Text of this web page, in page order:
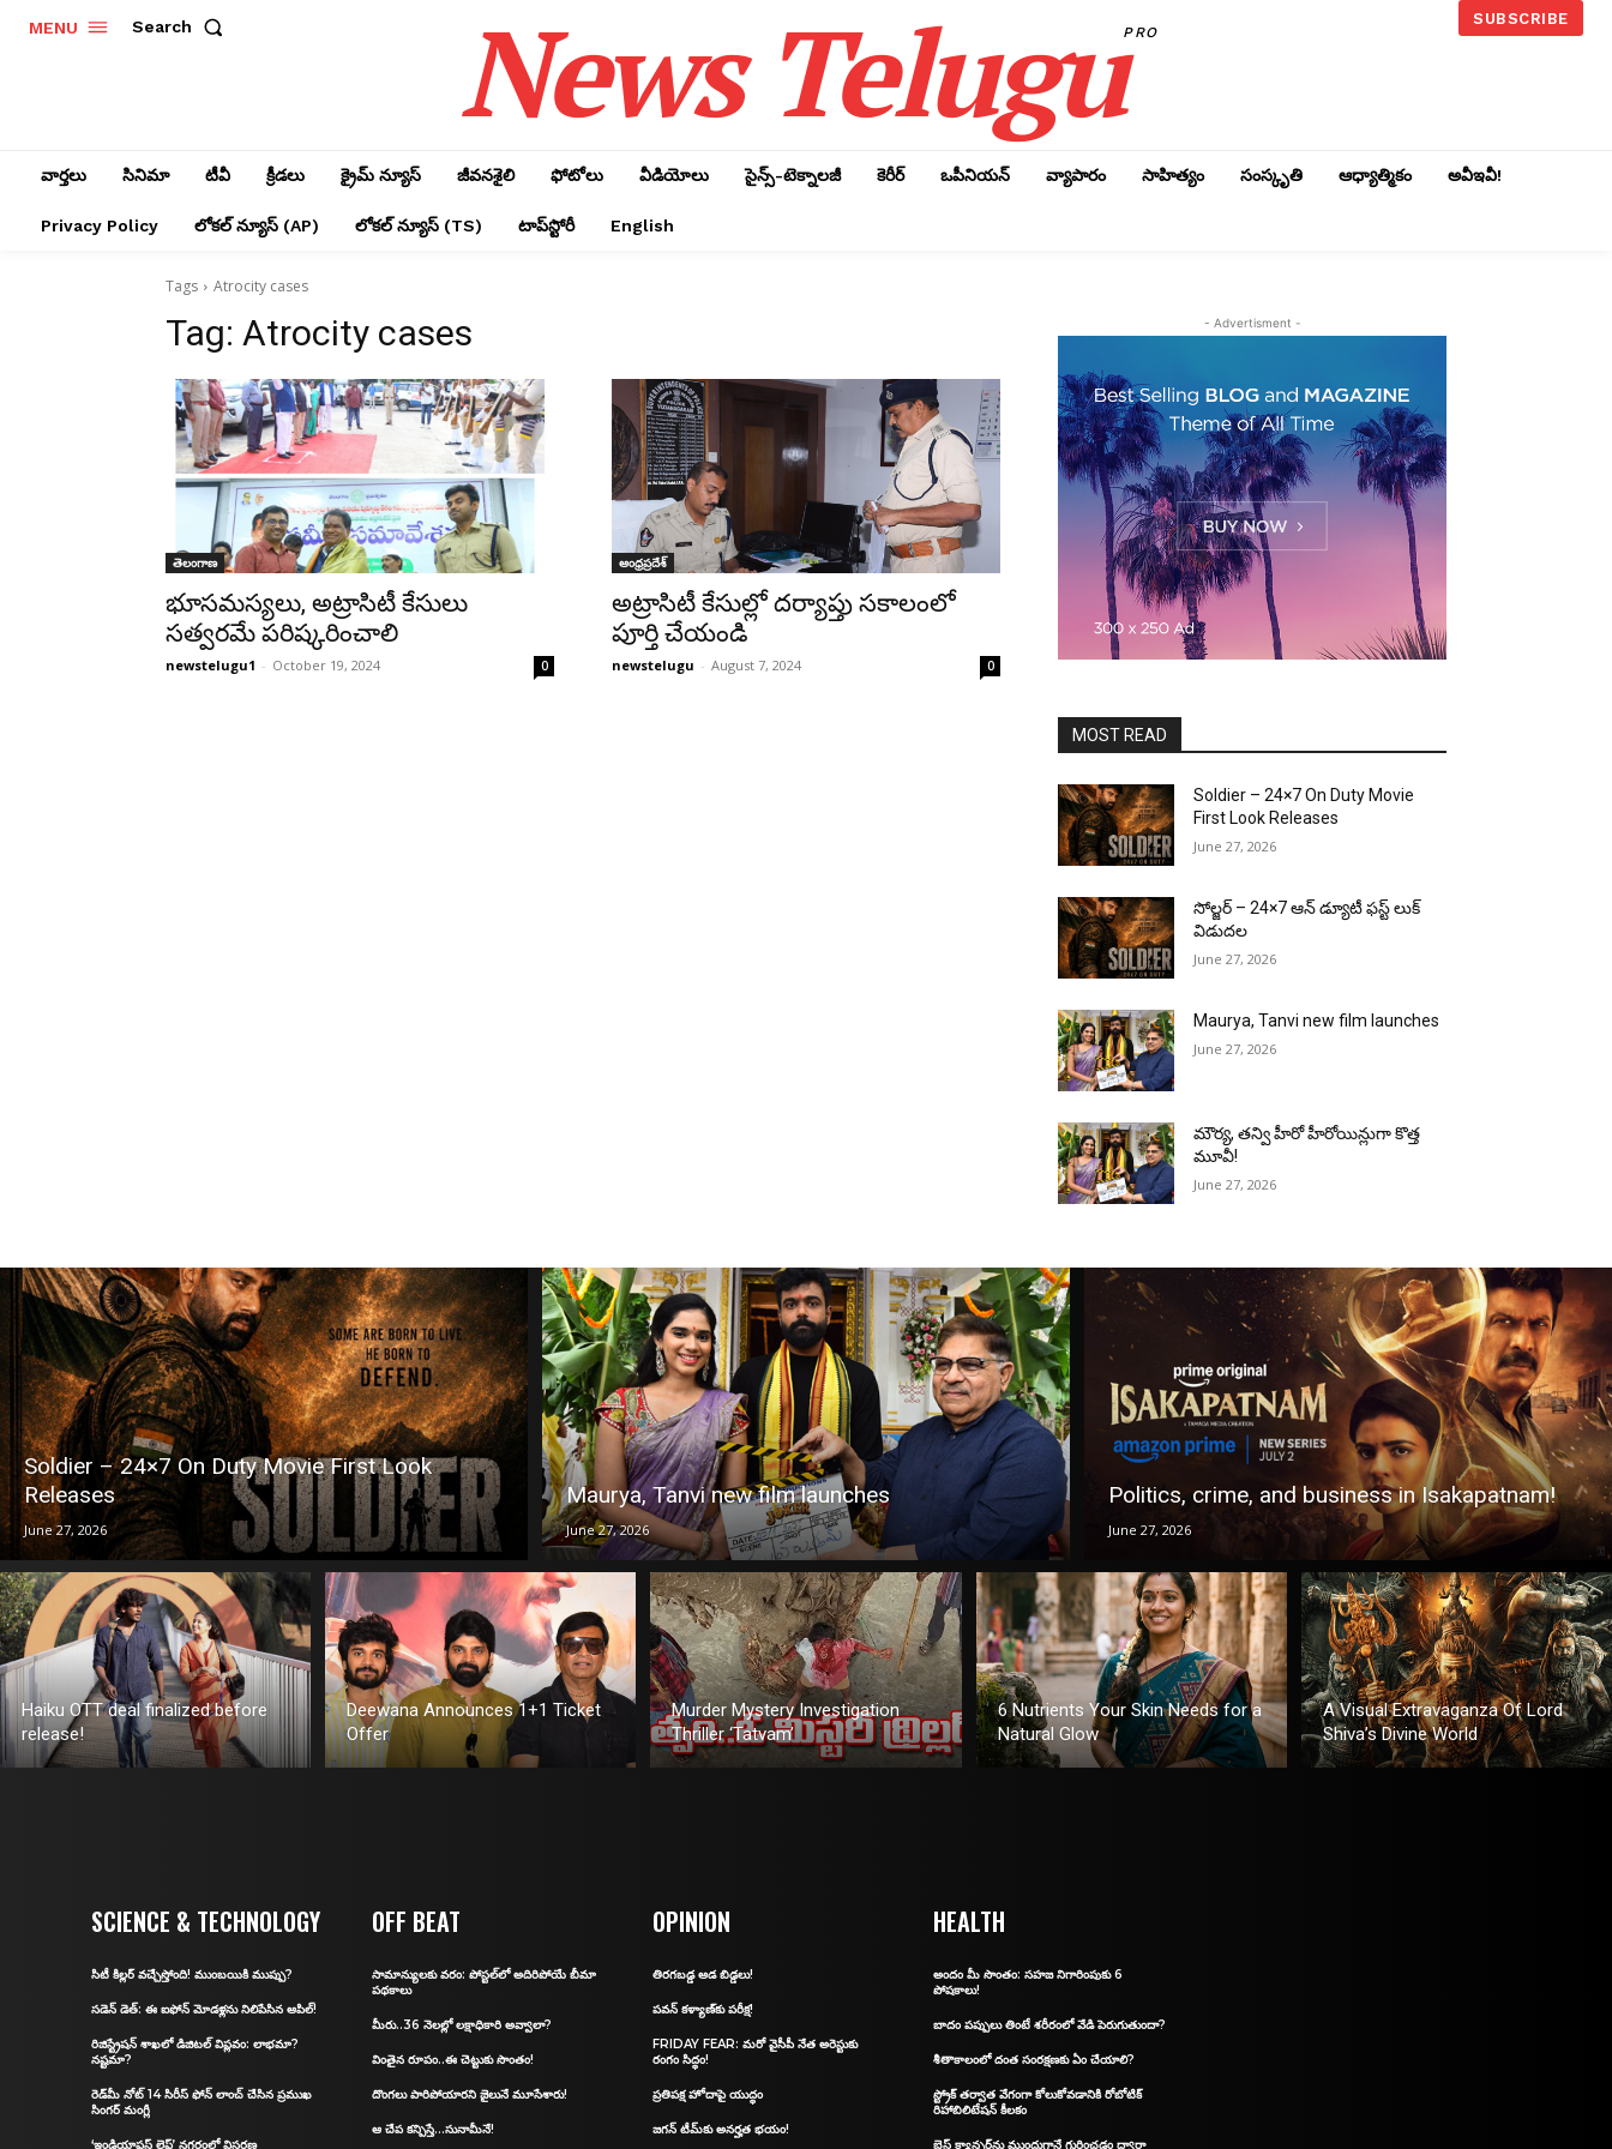
MENU Search News TeluguPRO
SUBSCRIBE
వార్తలు సినిమా టీవీ క్రీడలు క్రైమ్ న్యూస్‌ జీవనశైలి ఫోటోలు వీడియోలు సైన్స్‌-టెక్నాలజీ కెరీర్‌ ఒపీనియన్‌ వ్యాపారం సాహిత్యం సంస్కృతి ఆధ్యాత్మికం అవీఇవీ!
Privacy Policy లోక‌ల్ న్యూస్‌ (AP) లోక‌ల్ న్యూస్‌ (TS) టాప్‌స్టోరీ English
Tags Atrocity cases
Tag: Atrocity cases
తెలంగాణ
భూసమస్యలు, అట్రాసిటీ కేసులు
సత్వరమే పరిష్కరించాలి
newstelugu1 - October 19, 2024 0
ఆంధ్రప్రదేశ్‌
అట్రాసిటీ కేసుల్లో దర్యాప్తు సకాలంలో
పూర్తి చేయండి
newstelugu - August 7, 2024 0
- Advertisment -
MOST READ
Soldier – 24×7 On Duty Movie
First Look Releases
June 27, 2026
సోల్జర్ – 24×7 ఆన్ డ్యూటీ ఫస్ట్ లుక్
విడుదల
June 27, 2026
Maurya, Tanvi new film launches
June 27, 2026
మౌర్య‌, త‌న్వి హీరో హీరోయిన్లుగా కొత్త
మూవీ!
June 27, 2026
Soldier – 24×7 On Duty Movie First Look
Releases
June 27, 2026
Maurya, Tanvi new film launches
June 27, 2026
Politics, crime, and business in Isakapatnam!
June 27, 2026
Haiku OTT deal finalized before
release!
Deewana Announces 1+1 Ticket
Offer
Murder Mystery Investigation
Thriller ‘Tatvam’
6 Nutrients Your Skin Needs for a
Natural Glow
A Visual Extravaganza Of Lord
Shiva’s Divine World
SCIENCE & TECHNOLOGY
సిటీ కిల్ల‌ర్ వ‌చ్చేస్తోంది! ముంబ‌యికి ముప్పు?
స‌డెన్ డెత్: ఈ ఐఫోన్ మోడళ్లను నిలిపేసిన ఆపిల్‌!
రిజిస్ట్రేషన్‌ శాఖలో డిజిట‌ల్ విప్ల‌వం: లాభ‌మా?
న‌ష్ట‌మా?
రెడ్‌మీ నోట్‌ 14 సిరీస్‌ ఫోన్ లాంచ్ చేసిన ప్రముఖ
సింగర్ మంగ్లీ
‘ఇండియాఫస్ట్ లైఫ్’ నగరంలో విస్తరణ
OFF BEAT
సామాన్యులకు వరం: పోస్ట‌ల్‌లో అదిరిపోయే బీమా
ప‌థ‌కాలు
మీరు..36 నెలల్లో లక్షాధికారి అవ్వాలా?
వింతైన రూపం..ఈ చెట్టుకు సొంతం!
దొంగలు పారిపోయారని జైలునే మూసేశారు!
ఆ చేప కన్పిస్తే…సునామీనే!
OPINION
తిరగబడ్డ ఆడ బిడ్డలు!
ప‌వ‌న్ క‌ళ్యాణ్‌కు ప‌రీక్ష‌!
FRIDAY FEAR: మ‌రో వైసీపీ నేత అరెస్టుకు
రంగం సిద్ధం!
ప్రతిపక్ష హోదాపై యుద్ధం
జగన్‌ టీమ్‌కు అనర్హత భయం!
HEALTH
అందం మీ సొంతం: స‌హ‌జ నిగారింపుకు 6
పోష‌కాలు!
బాదం పప్పులు తింటే శరీరంలో వేడి పెరుగుతుందా?
శీతాకాలంలో దంత సంరక్షణకు ఏం చేయాలి?
స్ట్రోక్ తర్వాత వేగంగా కోలుకోవడానికి రోబోటిక్
రిహాబిలిటేషన్ కీలకం
బ్రెస్ట్ క్యాన్సర్‌ను ముందుగానే గుర్తించడం ద్వారా